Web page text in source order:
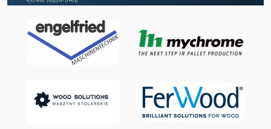
मशीन उपकरण
मशीन वाइस 200 मिमी
रोलिंग उपकरण
वाशिंग मशीन उद्योग धुलाई मशीन सामग्री 30 किलो